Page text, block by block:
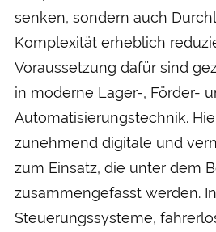
senken, sondern auch
Komplexität erheblich
Voraussetzung dafür sind
in moderne Lager-, Förder-
Automatisierungstechnik.
zunehmend digitale und
zum Einsatz, die unter dem
zusammengefasst werden.
Steuerungssysteme,